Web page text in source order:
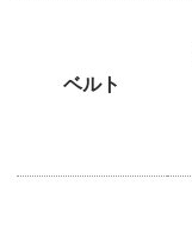
ベルト